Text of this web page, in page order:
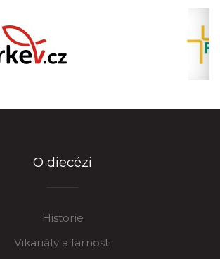
O diecézi
Historie
Vikariáty a farnosti